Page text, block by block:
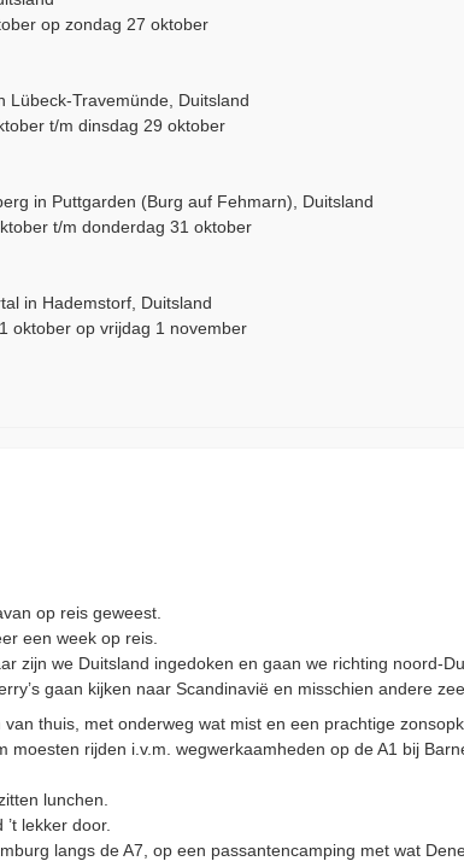
op zondag 27 oktober
Lübeck-Travemünde, Duitsland
t/m dinsdag 29 oktober
in Puttgarden (Burg auf Fehmarn), Duitsland
t/m donderdag 31 oktober
in Hademstorf, Duitsland
oktober op vrijdag 1 november
op reis geweest.
een week op reis.
zijn we Duitsland ingedoken en gaan we richting noord-
gaan kijken naar Scandinavië en misschien andere
thuis, met onderweg wat mist en een prachtige
rijden i.v.m. wegwerkaamheden op de A1 bij
lunchen.
lekker door.
langs de A7, op een passantencamping met wat